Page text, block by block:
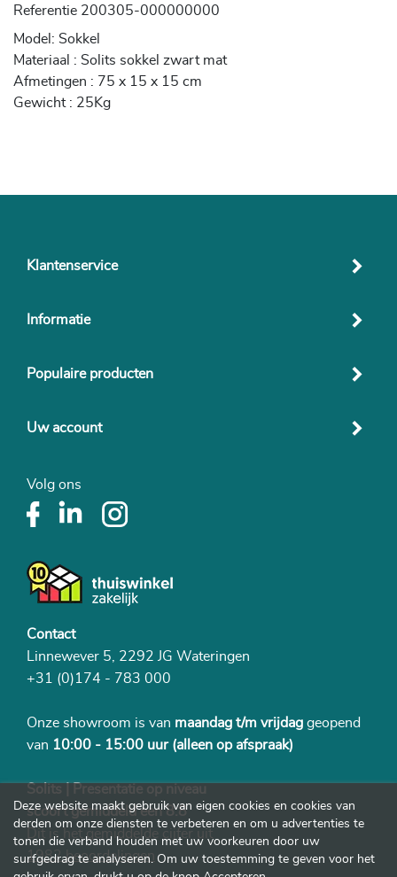
Referentie 200305-000000000
Model: Sokkel
Materiaal : Solits sokkel zwart mat
Afmetingen : 75 x 15 x 15 cm
Gewicht : 25Kg
Klantenservice
Informatie
Populaire producten
Uw account
Volg ons
Contact
Linnewever 5, 2292 JG Wateringen
+31 (0)174 - 783 000
Onze showroom is van maandag t/m vrijdag geopend
van 10:00 - 15:00 uur (alleen op afspraak)
Solits | Presentatie op niveau
scoort gemiddeld een 8.8
Dit is het gemiddelde cijfer uit
1982 beoordelingen
Deze website maakt gebruik van eigen cookies en cookies van
derden om onze diensten te verbeteren en om u advertenties te
tonen die verband houden met uw voorkeuren door uw
surfgedrag te analyseren. Om uw toestemming te geven voor het